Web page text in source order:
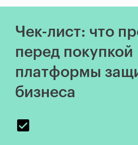
Чек-лист: что
перед покупкой
платформы
бизнеса